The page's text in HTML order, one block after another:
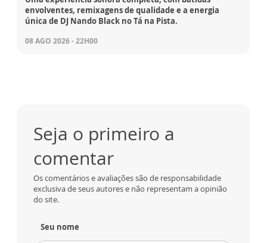
envolventes, remixagens de qualidade e a energia
única de DJ Nando Black no Tá na Pista.
08 AGO 2026 - 22H00
Seja o primeiro a
comentar
Os comentários e avaliações são de responsabilidade
exclusiva de seus autores e não representam a opinião
do site.
Seu nome